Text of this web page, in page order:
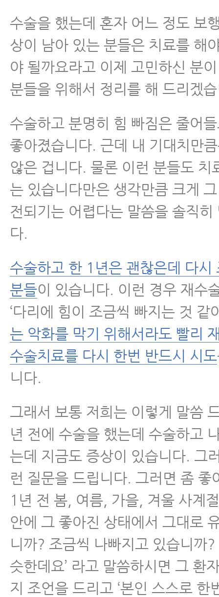
수술을 했는데 혼자 어느 정도 보
상이 남아 있는 분들은 치료를 해
야 될까요라고 이제 고민하신 분
분들을 위해서 정리를 해 드리겠
수술하고 분명히 힘 빠짐은 줄어
좋아졌습니다. 근데 내 기대치만
않은 겁니다. 물론 이런 분들도 치
는 있습니다만은 생각만큼 크게
전되기는 어렵다는 말씀을 솔직히
다.
수술하고 한 1년은 괜찮은데 다시
분들이 있습니다. 이런 경우 재수
‘다리에 힘이 조금씩 빠지는 것 같
는 악화를 막기 위해서라도 빨리
수술치료를 다시 한번 반드시 시도
니다.
그래서 보통 저희는 이렇게 말씀
년 전에 수술을 했는데 수술하고
는데 지금도 증상이 있습니다. 그
런 질문을 드립니다. 그러면 좀 좋
1년 전 봄, 여름, 가을, 겨울 사계
안에 그 좋아진 상태에서 그대로
니까? 조금씩 나빠지고 있습니까?
슷한데요’ 라고 말씀하시면 그 환
지 조언을 드리고 ‘본인 스스로 한